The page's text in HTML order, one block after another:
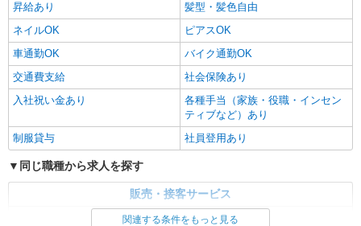
昇給あり
髪型・髪色自由
ネイルOK
ピアスOK
車通勤OK
バイク通勤OK
交通費支給
社会保険あり
入社祝い金あり
各種手当（家族・役職・インセン
ティブなど）あり
制服貸与
社員登用あり
同じ職種から求人を探す
販売・接客サービス
関連する条件をもっと見る